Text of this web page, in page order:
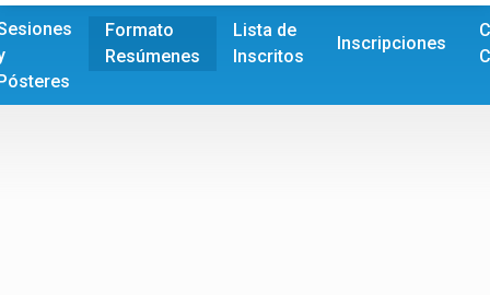
Formato
Resúmenes
Lista de
Inscritos
Inscripciones